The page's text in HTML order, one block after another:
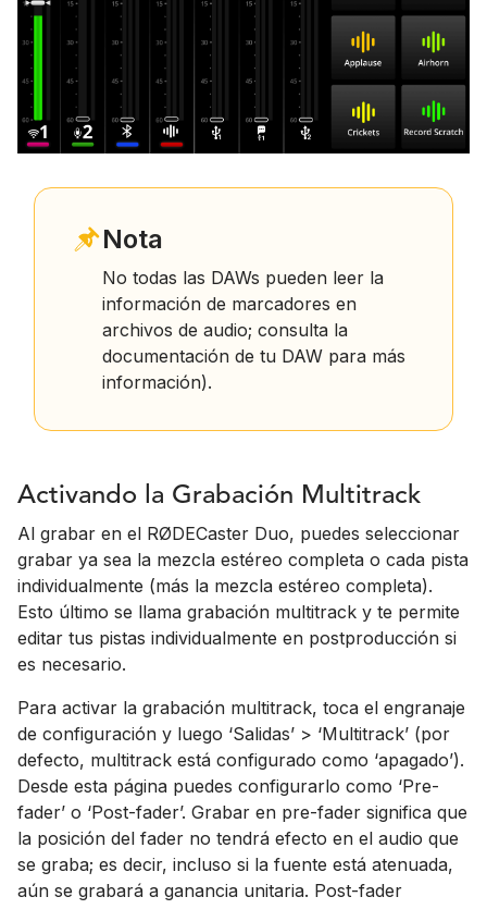
Nota
No todas las DAWs pueden leer la
información de marcadores en
archivos de audio; consulta la
documentación de tu DAW para más
información).
Activando la Grabación Multitrack
Al grabar en el RØDECaster Duo, puedes seleccionar
grabar ya sea la mezcla estéreo completa o cada pista
individualmente (más la mezcla estéreo completa).
Esto último se llama grabación multitrack y te permite
editar tus pistas individualmente en postproducción si
es necesario.
Para activar la grabación multitrack, toca el engranaje
de configuración y luego ‘Salidas’ > ‘Multitrack’ (por
defecto, multitrack está configurado como ‘apagado’).
Desde esta página puedes configurarlo como ‘Pre-
fader’ o ‘Post-fader’. Grabar en pre-fader significa que
la posición del fader no tendrá efecto en el audio que
se graba; es decir, incluso si la fuente está atenuada,
aún se grabará a ganancia unitaria. Post-fader